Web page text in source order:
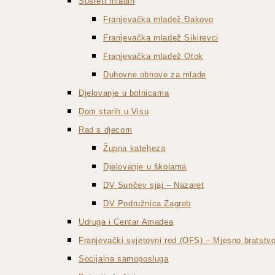
Franjevačka mladež Đakovo
Franjevačka mladež Sikirevci
Franjevačka mladež Otok
Duhovne obnove za mlade
Djelovanje u bolnicama
Dom starih u Visu
Rad s djecom
Župna kateheza
Djelovanje u školama
DV Sunčev sjaj – Nazaret
DV Podružnica Zagreb
Udruga i Centar Amadea
Franjevački svjetovni red (OFS) – Mjesno
Socijalna samoposluga